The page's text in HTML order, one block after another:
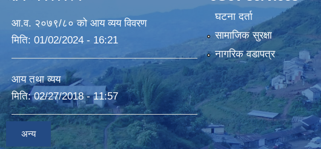
आ.व. २०७९/८० को आय व्यय विवरण
मिति: 01/02/2024 - 16:21
आय तथा व्यय
मिति:02/27/2018 - 11:57
अन्य
घटना दर्ता
सामाजिक सुरक्षा
नागरिक वडापत्र